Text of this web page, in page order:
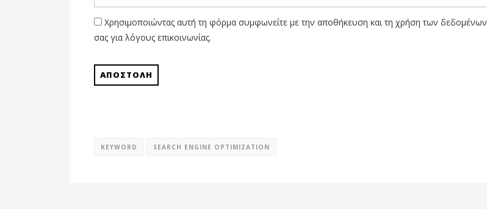
Χρησιμοποιώντας αυτή τη φόρμα συμφωνείτε με την αποθήκευση και τη χρήση των δεδομένων
σας για λόγους επικοινωνίας.
KEYWORD SEARCH ENGINE OPTIMIZATION